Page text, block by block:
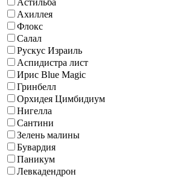
Ахиллея
Флокс
Салал
Рускус Израиль
Аспидистра лист
Ирис Blue Magic
Гринбелл
Орхидея Цимбидиум
Нигелла
Сантини
Зелень малины
Бувардия
Паникум
Левкадендрон